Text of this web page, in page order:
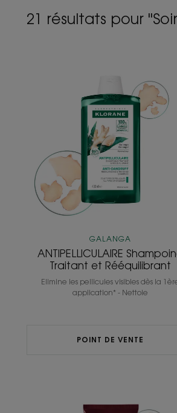
21 résultats pour
Traitant
et
Rééquilibrant
GALANGA
ANTIPELLICULAIRE
Traitant et Rééquilibrant
Elimine les pellicules visibles dès la
application* - Nettoie
POINT DE VENTE
Après-